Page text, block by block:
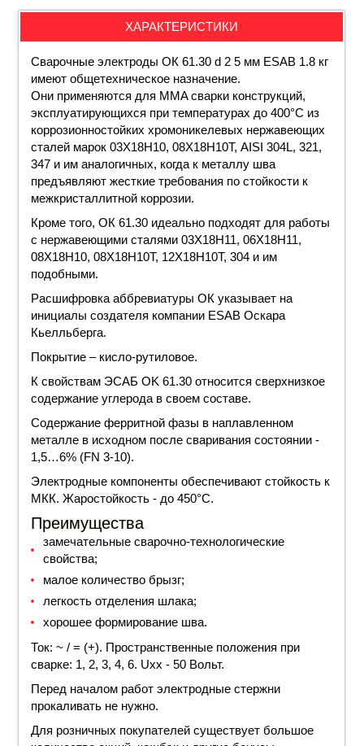
ХАРАКТЕРИСТИКИ
Сварочные электроды ОК 61.30 d 2 5 мм ESAB 1.8 кг
имеют общетехническое назначение.
Они применяются для MMA сварки конструкций,
эксплуатирующихся при температурах до 400°С из
коррозионностойких хромоникелевых нержавеющих
сталей марок 03Х18Н10, 08Х18Н10Т, AISI 304L, 321,
347 и им аналогичных, когда к металлу шва
предъявляют жесткие требования по стойкости к
межкристаллитной коррозии.
Кроме того, ОК 61.30 идеально подходят для работы
с нержавеющими сталями 03Х18Н11, 06Х18Н11,
08Х18Н10, 08Х18Н10Т, 12Х18Н10Т, 304 и им
подобными.
Расшифровка аббревиатуры ОК указывает на
инициалы создателя компании ESAB Оскара
Кьелльберга.
Покрытие – кисло-рутиловое.
К свойствам ЭСАБ OK 61.30 относится сверхнизкое
содержание углерода в своем составе.
Содержание ферритной фазы в наплавленном
металле в исходном после сваривания состоянии -
1,5…6% (FN 3-10).
Электродные компоненты обеспечивают стойкость к
МКК. Жаростойкость - до 450°С.
Преимущества
замечательные сварочно-технологические
свойства;
малое количество брызг;
легкость отделения шлака;
хорошее формирование шва.
Ток: ~ / = (+). Пространственные положения при
сварке: 1, 2, 3, 4, 6. Uxx - 50 Вольт.
Перед началом работ электродные стержни
прокаливать не нужно.
Для розничных покупателей существует большое